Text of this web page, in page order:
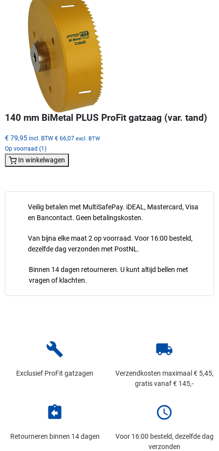
Veilig betalen met MultiSafePay. iDEAL, Mastercard, Visa
en Bancontact. Geen betalingskosten.
Van bijna elke maat 2 op voorraad. Voor 16:00 besteld,
dezelfde dag verzonden met PostNL.
Binnen 14 dagen retourneren. U kunt altijd bellen met
vragen of klachten.
140 mm BiMetal PLUS ProFit gatzaag (var. tand)
€ 79,95 incl. BTW € 66,07 excl. BTW
Op voorraad (1)
In winkelwagen
build
Exclusief ProFit gatzagen
local_shipping
Verzendkosten maximaal € 5,45,
gratis vanaf € 145,-
assignment_return
Retourneren binnen 14 dagen
schedule
Voor 16:00 besteld, dezelfde dag
verzonden